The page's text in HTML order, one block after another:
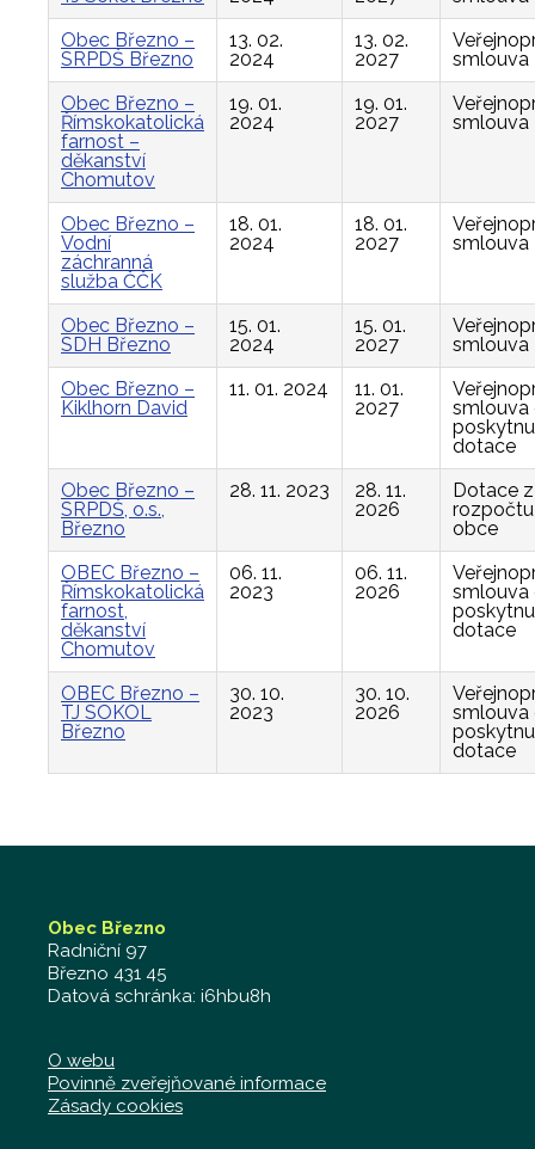
Obec Březno –
SRPDŠ Březno
13. 02.
2024
13. 02.
2027
smlouva
Obec Březno –
Římskokatolická
farnost –
děkanství
Chomutov
19. 01.
2024
19. 01.
2027
smlouva
Obec Březno –
Vodní
záchranná
služba ČČK
18. 01.
2024
18. 01.
2027
smlouva
Obec Březno –
SDH Březno
15. 01.
2024
15. 01.
2027
smlouva
Obec Březno –
Kiklhorn David
11. 01. 2024
11. 01.
2027
smlouva
dotace
Obec Březno –
SRPDŠ, o.s.,
Březno
28. 11. 2023
28. 11.
2026
Dotace z
rozpočtu
obce
OBEC Březno –
Římskokatolická
farnost,
děkanství
Chomutov
06. 11.
2023
06. 11.
2026
smlouva
dotace
OBEC Březno –
TJ SOKOL
Březno
30. 10.
2023
30. 10.
2026
smlouva
dotace
Obec Březno
Radniční 97
Březno 431 45
Datová schránka: i6hbu8h
O webu
Povinně zveřejňované informace
Zásady cookies